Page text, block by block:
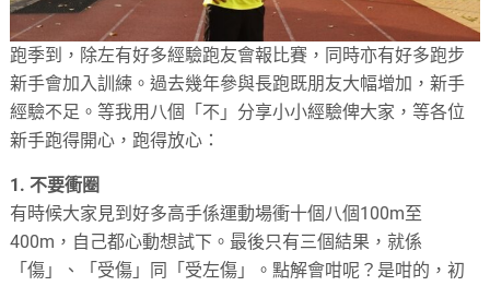
跑季到，除左有好多經驗跑友會報比賽，同時亦有好多跑步
新手會加入訓練。過去幾年參與長跑既朋友大幅增加，新手
經驗不足。等我用八個「不」分享小小經驗俾大家，等各位
新手跑得開心，跑得放心：
1. 不要衝圈
有時候大家見到好多高手係運動場衝十個八個100m至
400m，自己都心動想試下。最後只有三個結果，就係
「傷」、「受傷」同「受左傷」。點解會咁呢？是咁的，初